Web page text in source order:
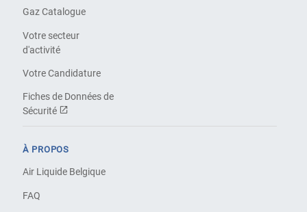
Gaz Catalogue
Votre secteur
d'activité
Votre Candidature
Fiches de Données de
Sécurité
À PROPOS
Air Liquide Belgique
FAQ